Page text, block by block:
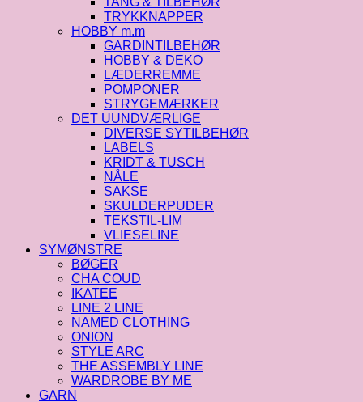
TRYKKNAPPER
HOBBY m.m
GARDINTILBEHØR
HOBBY & DEKO
LÆDERREMME
POMPONER
STRYGEMÆRKER
DET UUNDVÆRLIGE
DIVERSE SYTILBEHØR
LABELS
KRIDT & TUSCH
NÅLE
SAKSE
SKULDERPUDER
TEKSTIL-LIM
VLIESELINE
SYMØNSTRE
BØGER
CHA COUD
IKATEE
LINE 2 LINE
NAMED CLOTHING
ONION
STYLE ARC
THE ASSEMBLY LINE
WARDROBE BY ME
GARN